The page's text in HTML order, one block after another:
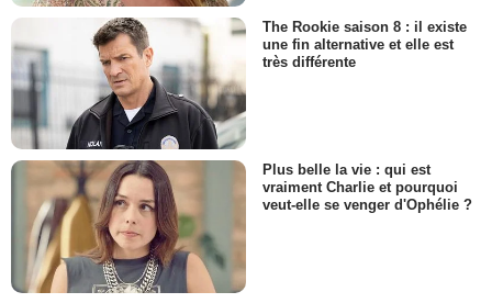
The Rookie saison 8 : il existe
une fin alternative et elle est
très différente
Plus belle la vie : qui est
vraiment Charlie et pourquoi
veut-elle se venger d'Ophélie ?